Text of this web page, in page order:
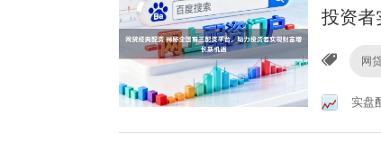
投资者
网
实盘